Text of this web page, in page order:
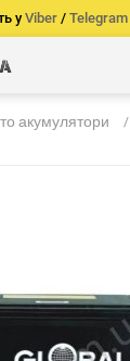
у Viber / Telegram
акумулятори